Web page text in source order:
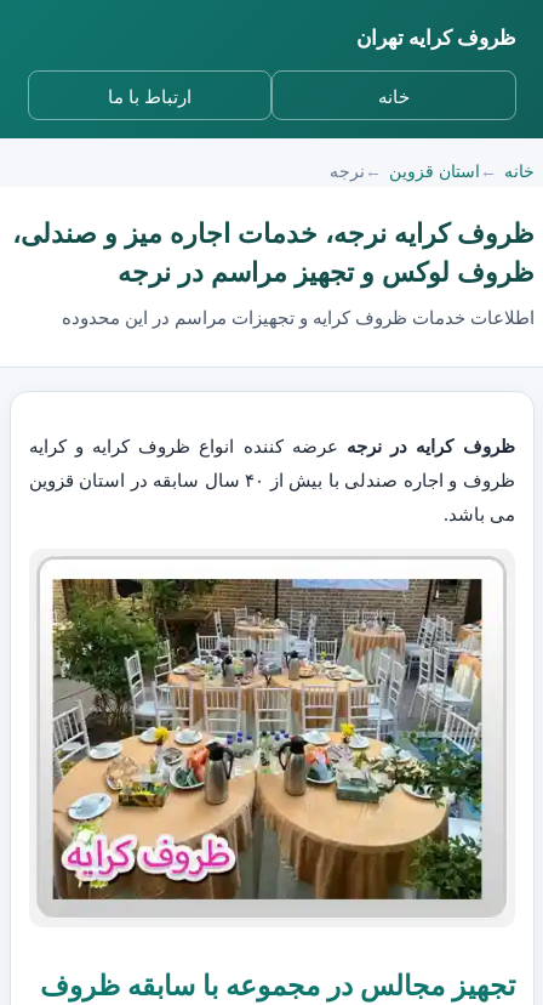
ظروف کرایه تهران
خانه ارتباط با ما
خانه استان قزوین نرجه
ظروف کرایه نرجه، خدمات اجاره میز و صندلی،
ظروف لوکس و تجهیز مراسم در نرجه
اطلاعات خدمات ظروف کرایه و تجهیزات مراسم در این محدوده
ظروف کرایه در نرجه عرضه کننده انواع ظروف کرایه و کرایه
ظروف و اجاره صندلی با بیش از ۴۰ سال سابقه در استان قزوین
می باشد.
تجهیز مجالس در مجموعه با سابقه ظروف